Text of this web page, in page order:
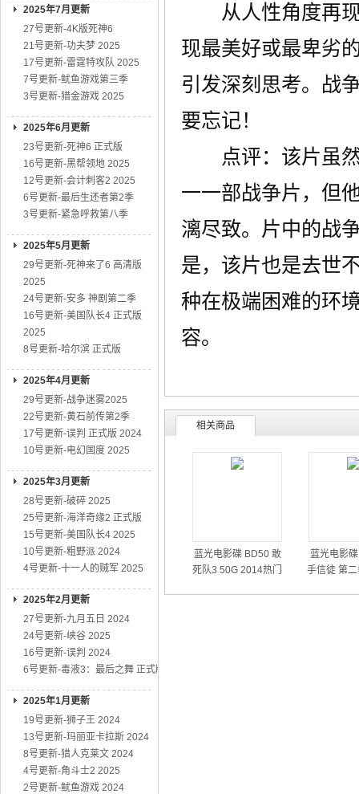
2025年7月更新
27号更新-4K版死神6
21号更新-功夫梦 2025
17号更新-雷霆特攻队 2025
7号更新-鱿鱼游戏第三季
3号更新-猎金游戏 2025
2025年6月更新
23号更新-死神6 正式版
16号更新-黑帮领地 2025
12号更新-会计刺客2 2025
6号更新-最后生还者第2季
3号更新-紧急呼救第八季
2025年5月更新
29号更新-死神来了6 高清版
2025
24号更新-安多 神剧第二季
16号更新-美国队长4 正式版
2025
8号更新-哈尔滨 正式版
2025年4月更新
29号更新-战争迷雾2025
22号更新-黄石前传第2季
17号更新-误判 正式版 2024
10号更新-电幻国度 2025
2025年3月更新
28号更新-破碎 2025
25号更新-海洋奇缘2 正式版
15号更新-美国队长4 2025
10号更新-粗野派 2024
4号更新-十一人的贼军 2025
2025年2月更新
27号更新-九月五日 2024
24号更新-峡谷 2025
16号更新-误判 2024
6号更新-毒液3：最后之舞 正式版
2025年1月更新
19号更新-狮子王 2024
13号更新-玛丽亚卡拉斯 2024
8号更新-猎人克莱文 2024
4号更新-角斗士2 2025
2号更新-鱿鱼游戏 2024
从人性角度再现
现最美好或最卑劣
引发深刻思考。战
要忘记！
点评：该片虽然
一一部战争片，但
漓尽致。片中的战
是，该片也是去世
种在极端困难的环
容。
相关商品
蓝光电影碟 BD50 敢
死队3 50G 2014热门
蓝光电影
手信徒 第